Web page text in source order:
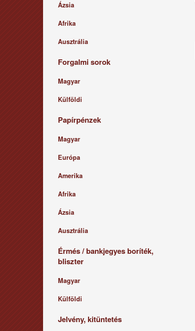
Ázsia
Afrika
Ausztrália
Forgalmi sorok
Magyar
Külföldi
Papírpénzek
Magyar
Európa
Amerika
Afrika
Ázsia
Ausztrália
Érmés / bankjegyes boríték,
bliszter
Magyar
Külföldi
Jelvény, kitüntetés